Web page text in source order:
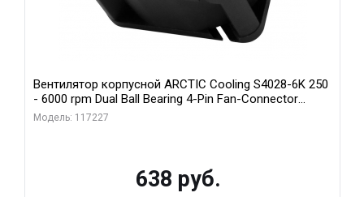
Вентилятор корпусной ARCTIC Cooling S4028-6K 250
- 6000 rpm Dual Ball Bearing 4-Pin Fan-Connector
(ACFAN00185A)
Модель: 117227
638 руб.